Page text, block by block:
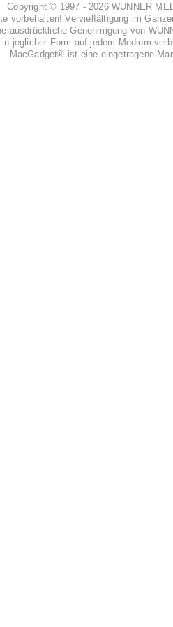
Copyright © 1997 - 2026 WUNNER
vorbehalten! Vervielfältigung im
ausdrückliche Genehmigung von
in jeglicher Form auf jedem Medium
MacGadget® ist eine eingetragene